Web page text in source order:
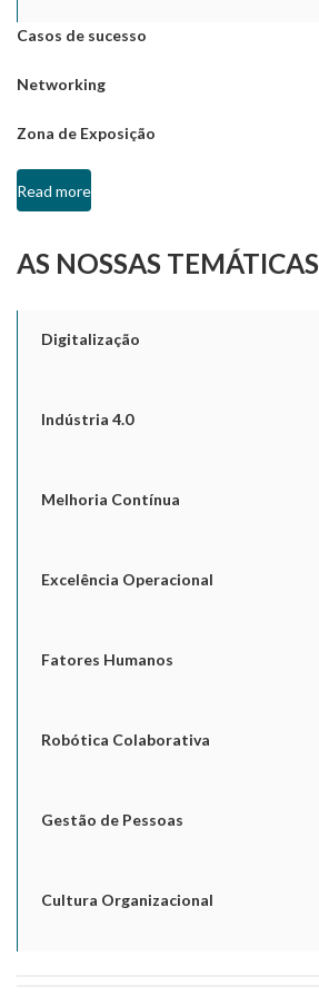
Casos de sucesso
Networking
Zona de Exposição
Read more
AS NOSSAS TEMÁTICAS
Digitalização
Indústria 4.0
Melhoria Contínua
Excelência Operacional
Fatores Humanos
Robótica Colaborativa
Gestão de Pessoas
Cultura Organizacional